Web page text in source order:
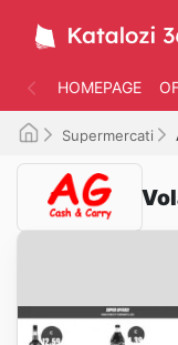
HOMEPAGE
Supermercati